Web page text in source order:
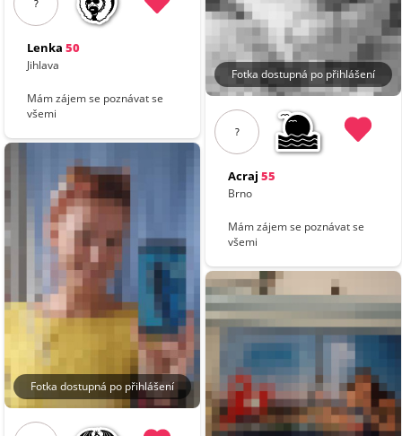
?
Lenka 50
Jihlava
Mám zájem se poznávat se
všemi
Fotka dostupná po přihlášení
Fotka dostupná po přihlášení
?
Acraj 55
Brno
Mám zájem se poznávat se
všemi